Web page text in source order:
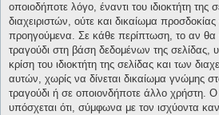
οποιοδήποτε λόγο, έναντι του ιδιοκτήτη της
διαχειριστών, ούτε και δικαίωμα
προηγούμενα. Σε κάθε περίπτωση, το αν θα
τραγούδι στη βάση δεδομένων της σελίδας,
κρίση του ιδιοκτήτη της σελίδας και των
αυτών, χωρίς να δίνεται δικαίωμα γνώμης
τραγούδι ή σε οποιονδήποτε άλλο χρήστη. Ο
υπόσχεται ότι, σύμφωνα με τον ισχύοντα